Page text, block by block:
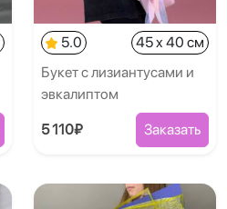
5.0
45 x 40 см
Букет с лизиантусами и
эвкалиптом
5 110₽ Заказать